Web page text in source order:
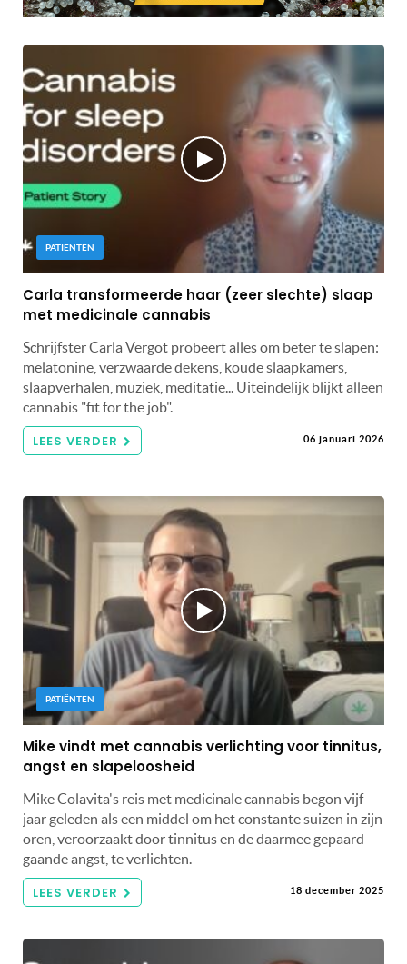
PATIËNTEN
Carla transformeerde haar (zeer slechte) slaap
met medicinale cannabis
Schrijfster Carla Vergot probeert alles om beter te slapen:
melatonine, verzwaarde dekens, koude slaapkamers,
slaapverhalen, muziek, meditatie... Uiteindelijk blijkt alleen
cannabis "fit for the job".
LEES VERDER 06 januari 2026
PATIËNTEN
Mike vindt met cannabis verlichting voor tinnitus,
angst en slapeloosheid
Mike Colavita's reis met medicinale cannabis begon vijf
jaar geleden als een middel om het constante suizen in zijn
oren, veroorzaakt door tinnitus en de daarmee gepaard
gaande angst, te verlichten.
LEES VERDER 18 december 2025